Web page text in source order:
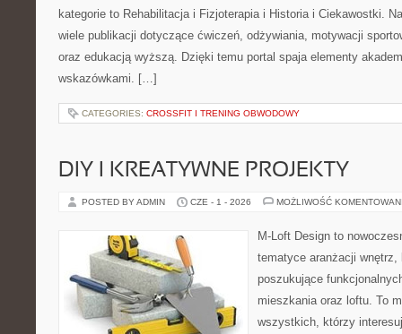
kategorie to Rehabilitacja i Fizjoterapia i Historia i Ciekawostki.
wiele publikacji dotyczące ćwiczeń, odżywiania, motywacji
oraz edukacją wyższą. Dzięki temu portal spaja elementy
wskazówkami. […]
CATEGORIES: CROSSFIT I TRENING OBWODOWY
DIY I KREATYWNE PROJEKTY
POSTED BY ADMIN CZE - 1 - 2026 MOŻLIWOŚĆ
M-Loft Design to
tematyce aranżacji
poszukujące
mieszkania oraz loftu. To
wszystkich, którzy